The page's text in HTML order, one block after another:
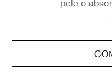
pele o